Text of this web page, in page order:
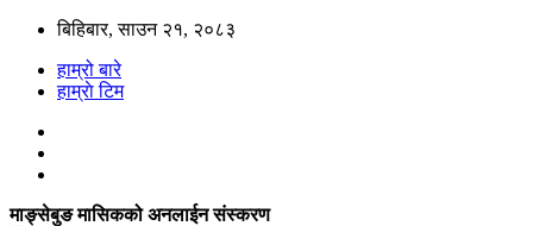
बिहिबार, साउन २१, २०८३
हाम्रो बारे
हाम्राे टिम
माङ्सेबुङ मासिकको अनलाईन संस्करण